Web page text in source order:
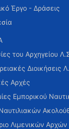
Έργο - Δράσεις
του Αρχηγείου
Διοικήσεις
Αρχές
Εμπορικού
Λιμενικών Αρχών